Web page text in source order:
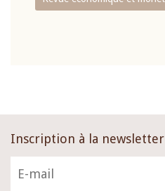
Inscription à la newsletter